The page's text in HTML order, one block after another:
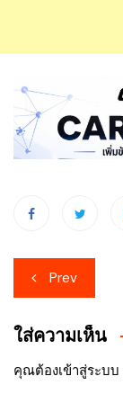
เมนู
นำทาง
เรื่อง
Prev
ใส่ความเห็น
คุณต้องเข้าสู่ระบบ